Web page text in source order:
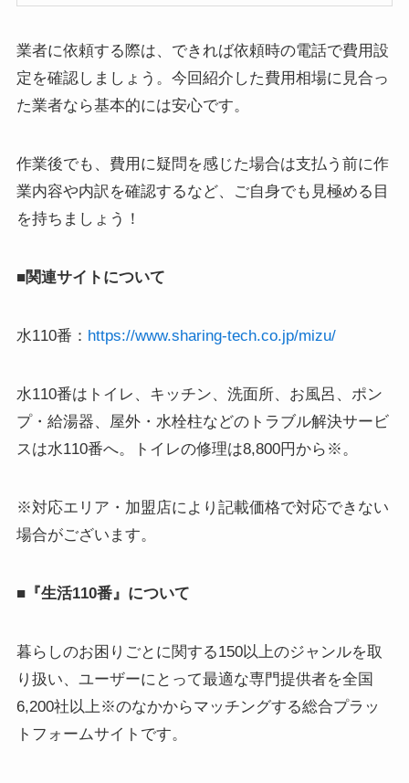
業者に依頼する際は、できれば依頼時の電話で費用設
定を確認しましょう。今回紹介した費用相場に見合っ
た業者なら基本的には安心です。
作業後でも、費用に疑問を感じた場合は支払う前に作
業内容や内訳を確認するなど、ご自身でも見極める目
を持ちましょう！
■関連サイトについて
水110番： https://www.sharing-tech.co.jp/mizu/
水110番はトイレ、キッチン、洗面所、お風呂、ポン
プ・給湯器、屋外・水栓柱などのトラブル解決サービ
スは水110番へ。トイレの修理は8,800円から※。
※対応エリア・加盟店により記載価格で対応できない
場合がございます。
■『生活110番』について
暮らしのお困りごとに関する150以上のジャンルを取
り扱い、ユーザーにとって最適な専門提供者を全国
6,200社以上※のなかからマッチングする総合プラッ
トフォームサイトです。